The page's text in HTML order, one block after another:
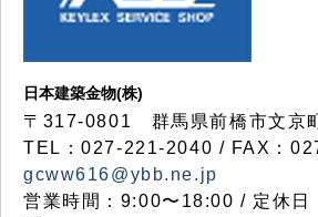
日本建築金物(株)
〒317‐0801 群馬県前橋市文京
TEL：027-221-2040 / FAX：
gcww616@ybb.ne.jp
営業時間：9:00〜18:00 / 定休日